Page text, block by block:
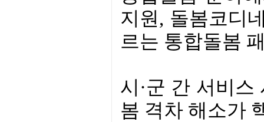
지원, 돌봄코디
르는 통합돌봄
시·군 간 서비
봄 격차 해소가